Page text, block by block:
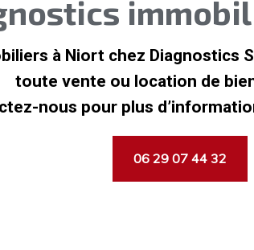
à Niort chez Diagnostics
toute vente ou location de
nous pour plus
06 29 07 44 32